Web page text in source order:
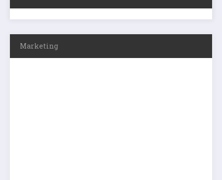
Marketing